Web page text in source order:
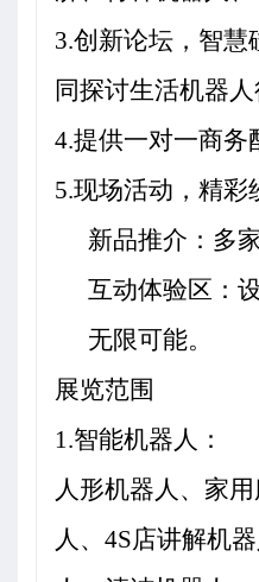
3.创新论坛，智慧
同探讨生活机器
4.提供一对一商务
5.现场活动，精彩
新品推介：多
互动体验区：
无限可能。
展览范围
1.智能机器人：
人形机器人、家
人、4S店讲解机